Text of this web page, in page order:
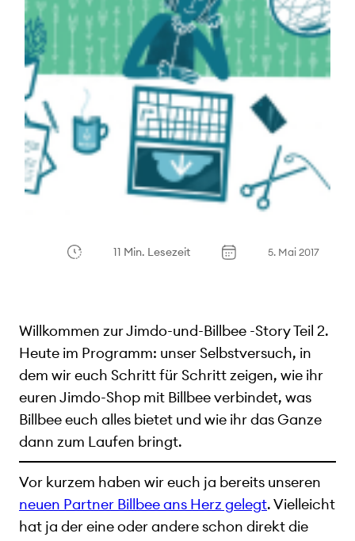
11 Min. Lesezeit 5. Mai 2017
Willkommen zur Jimdo-und-Billbee -Story Teil 2.
Heute im Programm: unser Selbstversuch, in
dem wir euch Schritt für Schritt zeigen, wie ihr
euren Jimdo-Shop mit Billbee verbindet, was
Billbee euch alles bietet und wie ihr das Ganze
dann zum Laufen bringt.
Vor kurzem haben wir euch ja bereits unseren
neuen Partner Billbee ans Herz gelegt. Vielleicht
hat ja der eine oder andere schon direkt die